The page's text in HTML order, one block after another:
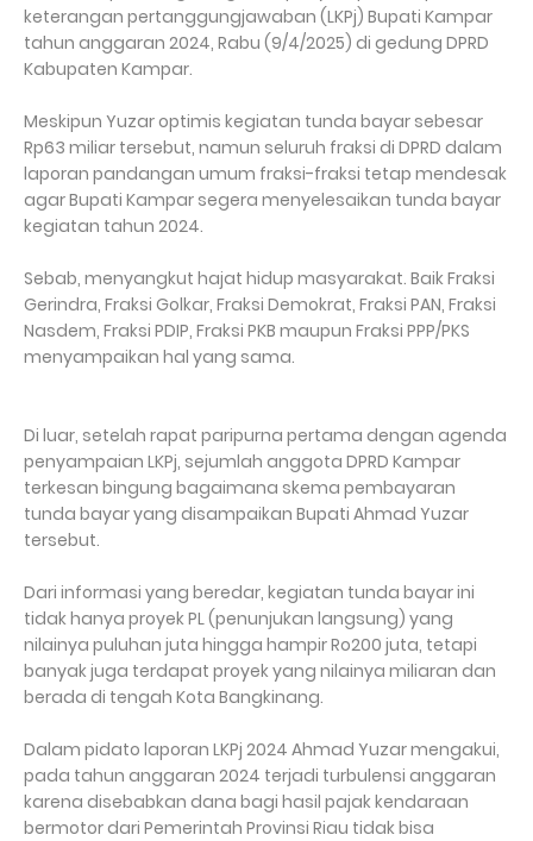
keterangan pertanggungjawaban (LKPj) Bupati Kampar
tahun anggaran 2024, Rabu (9/4/2025) di gedung DPRD
Kabupaten Kampar.
Meskipun Yuzar optimis kegiatan tunda bayar sebesar
Rp63 miliar tersebut, namun seluruh fraksi di DPRD dalam
laporan pandangan umum fraksi-fraksi tetap mendesak
agar Bupati Kampar segera menyelesaikan tunda bayar
kegiatan tahun 2024.
Sebab, menyangkut hajat hidup masyarakat. Baik Fraksi
Gerindra, Fraksi Golkar, Fraksi Demokrat, Fraksi PAN, Fraksi
Nasdem, Fraksi PDIP, Fraksi PKB maupun Fraksi PPP/PKS
menyampaikan hal yang sama.
Di luar, setelah rapat paripurna pertama dengan agenda
penyampaian LKPj, sejumlah anggota DPRD Kampar
terkesan bingung bagaimana skema pembayaran
tunda bayar yang disampaikan Bupati Ahmad Yuzar
tersebut.
Dari informasi yang beredar, kegiatan tunda bayar ini
tidak hanya proyek PL (penunjukan langsung) yang
nilainya puluhan juta hingga hampir Ro200 juta, tetapi
banyak juga terdapat proyek yang nilainya miliaran dan
berada di tengah Kota Bangkinang.
Dalam pidato laporan LKPj 2024 Ahmad Yuzar mengakui,
pada tahun anggaran 2024 terjadi turbulensi anggaran
karena disebabkan dana bagi hasil pajak kendaraan
bermotor dari Pemerintah Provinsi Riau tidak bisa